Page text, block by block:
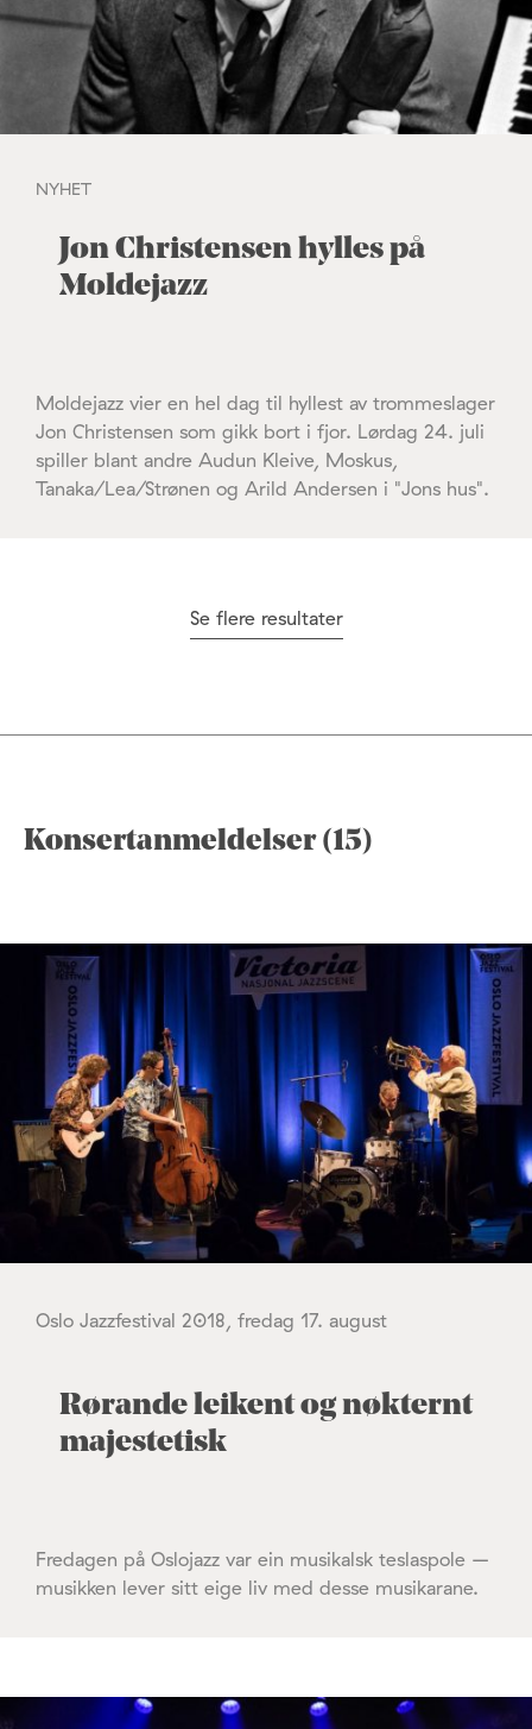
NYHET
Jon Christensen hylles på
Moldejazz
Moldejazz vier en hel dag til hyllest av trommeslager
Jon Christensen som gikk bort i fjor. Lørdag 24. juli
spiller blant andre Audun Kleive, Moskus,
Tanaka/Lea/Strønen og Arild Andersen i "Jons hus".
Se flere resultater
Konsertanmeldelser (15)
Oslo Jazzfestival 2018, fredag 17. august
Rørande leikent og nøkternt
majestetisk
Fredagen på Oslojazz var ein musikalsk teslaspole –
musikken lever sitt eige liv med desse musikarane.